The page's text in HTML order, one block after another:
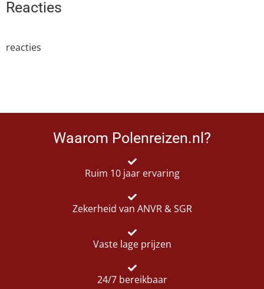
Reacties
reacties
Waarom Polenreizen.nl?
Ruim 10 jaar ervaring
Zekerheid van ANVR & SGR
Vaste lage prijzen
24/7 bereikbaar